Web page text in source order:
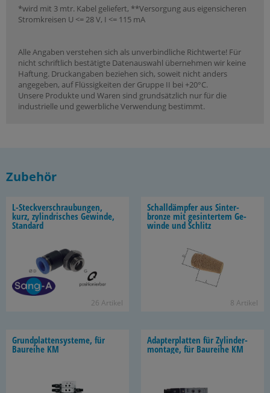
*wird mit 3 mtr. Kabel geliefert, **Versorgung aus eigensicheren
Stromkreisen U <= 28 V, I <= 115 mA
Alle Angaben verstehen sich als unverbindliche Richtwerte! Für
nicht schriftlich bestätigte Datenauswahl übernehmen wir keine
Haftung. Druckangaben beziehen sich, soweit nicht anders
angegeben, auf Flüssigkeiten der Gruppe II bei +20°C.
Unsere Produkte und Waren sind grundsätzlich nur für die
industrielle und gewerbliche Verwendung bestimmt.
Zubehör
L-​Steckverschraubungen,
kurz, zy­lin­dri­sches Ge­win­de,
Stan­dard
26 Ar­ti­kel
Schall­dämp­fer aus Sin­ter­
bron­ze mit ge­sin­ter­tem Ge­
win­de und Schlitz
8 Ar­ti­kel
Grund­plat­ten­sys­te­me, für
Bau­rei­he KM
Ad­ap­ter­plat­ten für Zy­lin­der­
mon­ta­ge, für Bau­rei­he KM